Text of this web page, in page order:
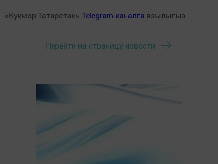
«Кукмор Татарстан» Telegram-каналга язылыгыз
Перейти на страницу новости